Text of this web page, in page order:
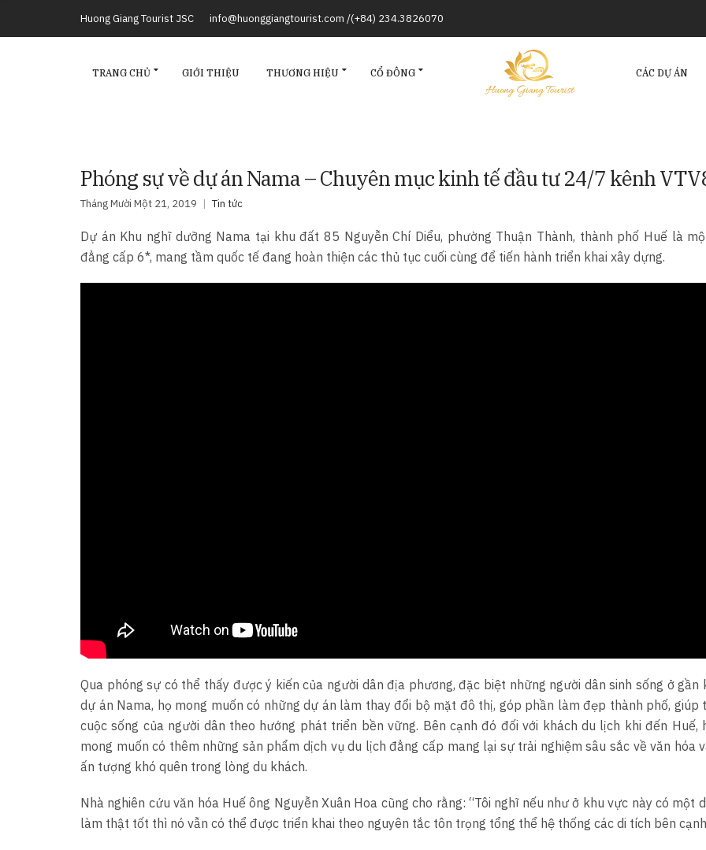
Huong Giang Tourist JSC info@huonggiangtourist.com /(+84) 234.3826070
TRANG CHỦ GIỚI THIỆU THƯƠNG HIỆU CỔ ĐÔNG CÁC DỰ ÁN
Phóng sự về dự án Nama – Chuyên mục kinh tế đầu tư 24/7 kênh
Tháng Mười Một 21, 2019 Tin tức
Dự án Khu nghĩ dưỡng Nama tại khu đất 85 Nguyễn Chí Diểu, phường Thuận Thành, thành phố Huế là
đẳng cấp 6*, mang tầm quốc tế đang hoàn thiện các thủ tục cuối cùng để tiến hành triển khai xây dựng.
Qua phóng sự có thể thấy được ý kiến của người dân địa phương, đặc biệt những người dân sinh sống ở gần
dự án Nama, họ mong muốn có những dự án làm thay đổi bộ mặt đô thị, góp phần làm đẹp thành phố, giúp
cuộc sống của người dân theo hướng phát triển bền vững. Bên cạnh đó đối với khách du lịch khi đến Huế,
mong muốn có thêm những sản phẩm dịch vụ du lịch đẳng cấp mang lại sự trải nghiệm sâu sắc về văn hóa
ấn tượng khó quên trong lòng du khách.
Nhà nghiên cứu văn hóa Huế ông Nguyễn Xuân Hoa cũng cho rằng: “Tôi nghĩ nếu như ở khu vực này có một
làm thật tốt thì nó vẫn có thể được triển khai theo nguyên tắc tôn trọng tổng thể hệ thống các di tích bên